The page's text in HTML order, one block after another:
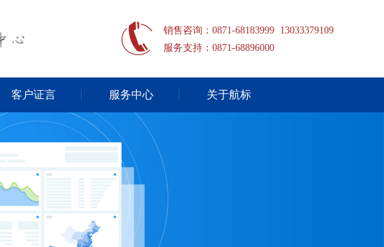
销售咨询：0871-68183999 13033379109
服务支持：0871-68896000
客户证言 服务中心 关于航标